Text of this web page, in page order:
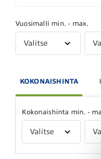
Vuosimalli min. - max.
Valitse
KOKONAISHINTA
Kokonaishinta min. -
Valitse